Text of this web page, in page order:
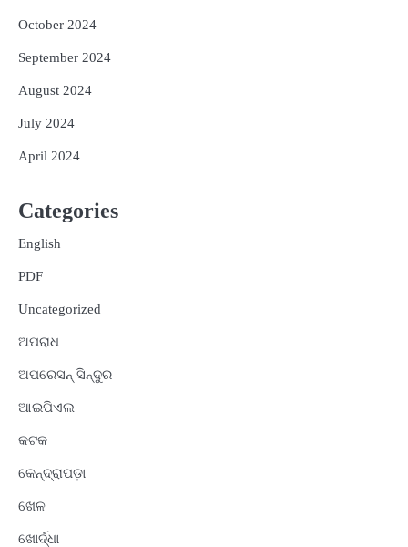
October 2024
September 2024
August 2024
July 2024
April 2024
Categories
English
PDF
Uncategorized
ଅପରାଧ
ଅପରେସନ୍ ସିନ୍ଦୁର
ଆଇପିଏଲ
କଟକ
କେନ୍ଦ୍ରାପଡ଼ା
ଖେଳ
ଖୋର୍ଦ୍ଧା